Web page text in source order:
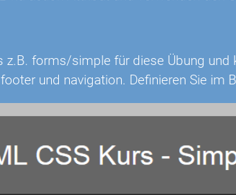
z.B. forms/simple für diese Übung
und navigation. Definieren Sie im